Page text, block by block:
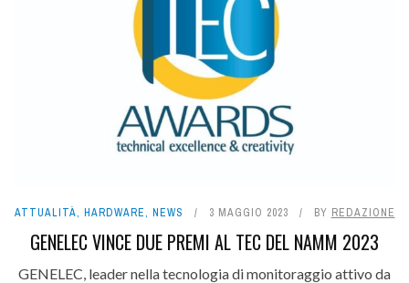
ATTUALITÀ, HARDWARE, NEWS 3 MAGGIO 2023 BY REDAZIONE
GENELEC VINCE DUE PREMI AL TEC DEL NAMM 2023
GENELEC, leader nella tecnologia di monitoraggio attivo da